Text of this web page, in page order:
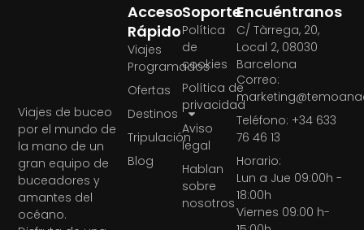
Viajes de buceo
por el mundo de
la mano de un
gran equipo de
buceadores y
amantes del
océano.
Soporte
Política
de
cookies
Política de
privacidad
Aviso
legal
Hablan
sobre
nosotros
Acceso
Rápido
Viajes
Programados
Ofertas
Destinos
Tripulación
Blog
Encuéntranos
C/ Tàrrega, 20,
Local 2, 08030
Barcelona
Correo:
Teléfono: +34 633
76 46 13
Horario:
Lun a Jue 09:00h -
18:00h
Viernes 09:00 h-